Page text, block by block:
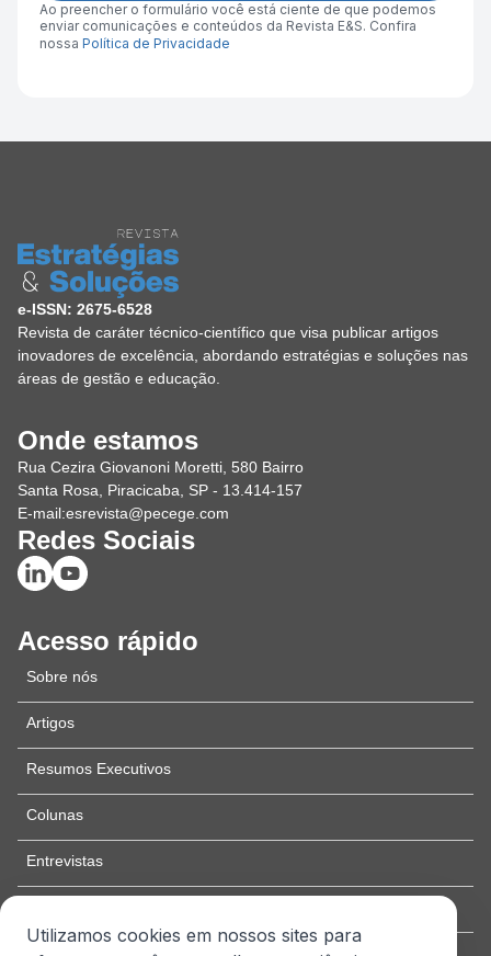
Utilizamos cookies em nossos sites para
Ao preencher o formulário você está ciente de que podemos
enviar comunicações e conteúdos da Revista E&S. Confira
nossa Política de Privacidade
e-ISSN: 2675-6528
Revista de caráter técnico-científico que visa publicar artigos
inovadores de excelência, abordando estratégias e soluções nas
áreas de gestão e educação.
Onde estamos
Rua Cezira Giovanoni Moretti, 580 Bairro
Santa Rosa, Piracicaba, SP - 13.414-157
E-mail:esrevista@pecege.com
Redes Sociais
Acesso rápido
Sobre nós
Artigos
Resumos Executivos
Colunas
Entrevistas